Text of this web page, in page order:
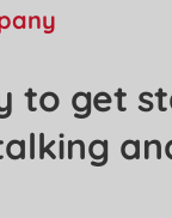
to get